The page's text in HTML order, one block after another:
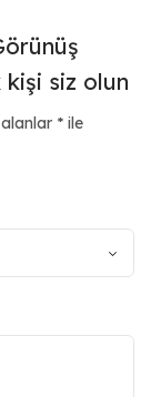
siz olun
* ile